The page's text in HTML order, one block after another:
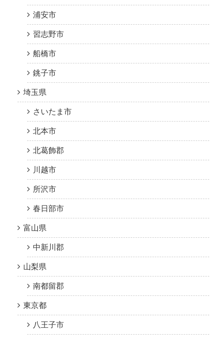
浦安市
習志野市
船橋市
銚子市
埼玉県
さいたま市
北本市
北葛飾郡
川越市
所沢市
春日部市
富山県
中新川郡
山梨県
南都留郡
東京都
八王子市